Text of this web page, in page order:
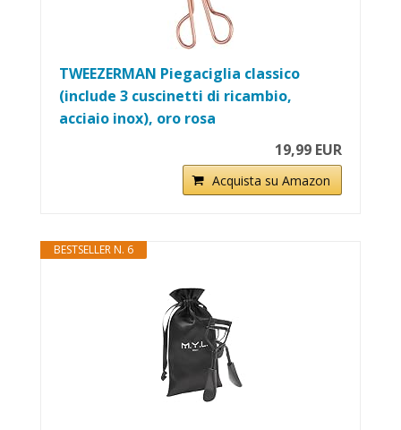
TWEEZERMAN Piegaciglia classico
(include 3 cuscinetti di ricambio,
acciaio inox), oro rosa
19,99 EUR
Acquista su Amazon
BESTSELLER N. 6